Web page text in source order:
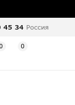
45 34 Россия
0